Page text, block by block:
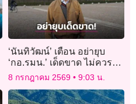
‘นันทิวัฒน์’ เตือน อย่ายุบ​
‘กอ.รมน.’ เด็ดขาด​ ไม่ควร
เปิดช่องให้โจร
8 กรกฎาคม 2569 9:03 น.